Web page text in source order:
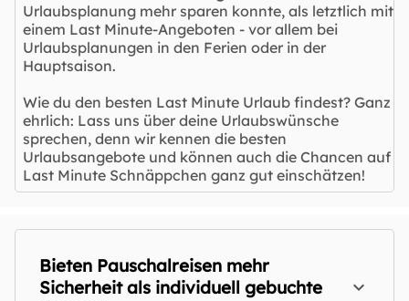
Urlaubsplanung mehr sparen konnte, als letztlich mit
einem Last Minute-Angeboten - vor allem bei
Urlaubsplanungen in den Ferien oder in der
Hauptsaison.
Wie du den besten Last Minute Urlaub findest? Ganz
ehrlich: Lass uns über deine Urlaubswünsche
sprechen, denn wir kennen die besten
Urlaubsangebote und können auch die Chancen auf
Last Minute Schnäppchen ganz gut einschätzen!
Bieten Pauschalreisen mehr
Sicherheit als individuell gebuchte